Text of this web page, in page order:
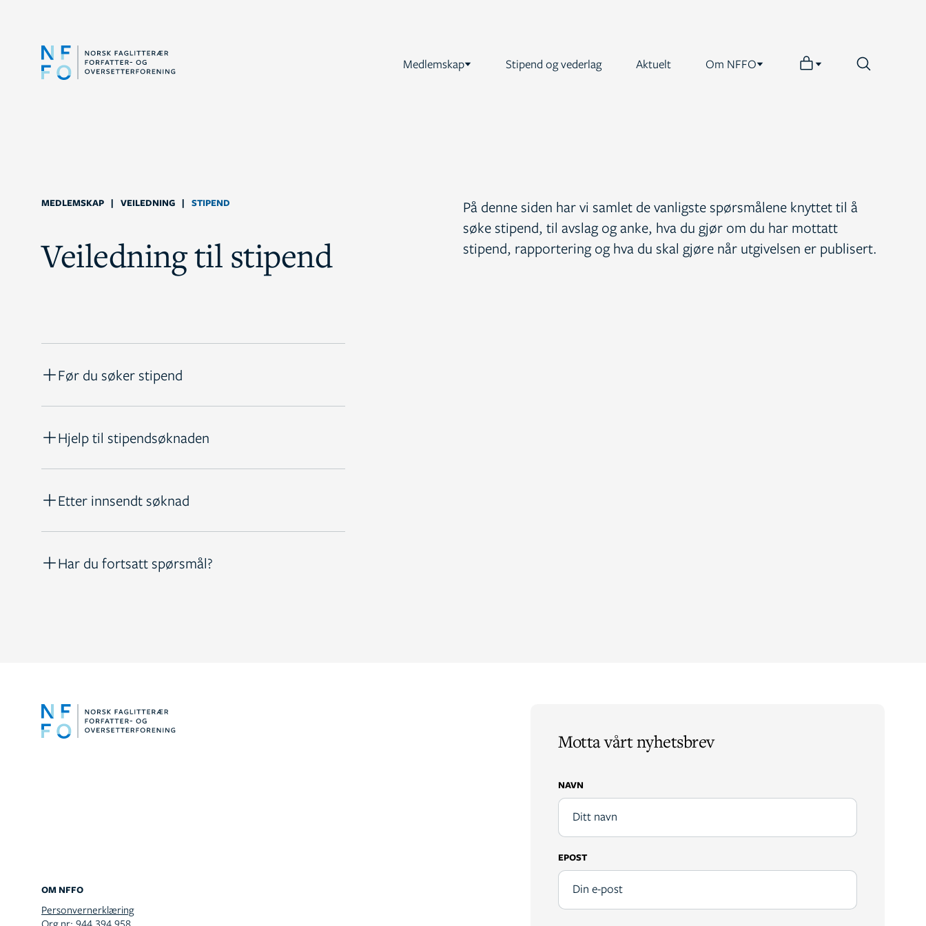
Medlemskap Stipend og vederlag Aktuelt Om NFFO
MEDLEMSKAP | VEILEDNING | STIPEND
Veiledning til stipend
På denne siden har vi samlet de vanligste spørsmålene knyttet til å
søke stipend, til avslag og anke, hva du gjør om du har mottatt
stipend, rapportering og hva du skal gjøre når utgivelsen er publisert.
Før du søker stipend
Hjelp til stipendsøknaden
Etter innsendt søknad
Har du fortsatt spørsmål?
OM NFFO
Personvernerklæring
Org.nr: 944 394 958
Motta vårt nyhetsbrev
NAVN
EPOST